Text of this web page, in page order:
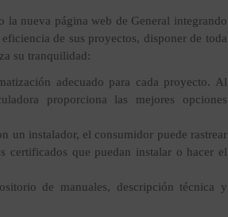
la nueva página web de General integrando
de sus proyectos, disponer de toda
su tranquilidad:
adecuado para cada proyecto. Al
proporciona las mejores opciones
un instalador, el consumidor puede rastrear
certificados que puedan instalar o hacer el
de manuales, descripción técnica y